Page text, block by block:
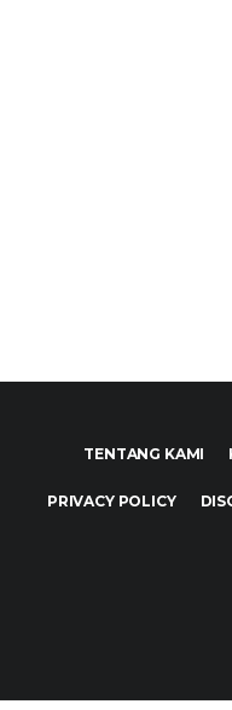
TENTANG KAMI
PRIVACY POLICY